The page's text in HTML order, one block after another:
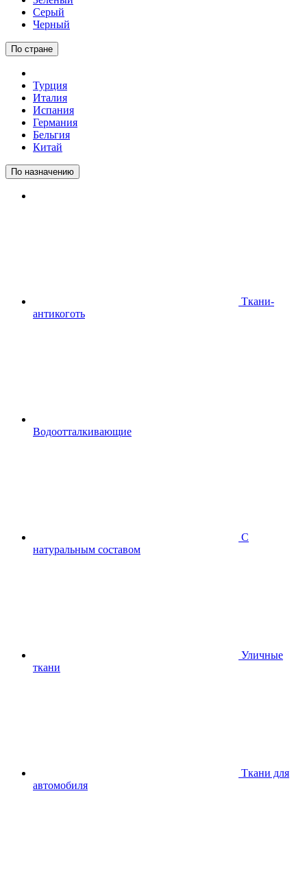
Серый
Черный
По стране
Турция
Италия
Испания
Германия
Бельгия
Китай
По назначению
Ткани-
антикоготь
Водоотталкивающие
С
натуральным составом
Уличные
ткани
Ткани для
автомобиля